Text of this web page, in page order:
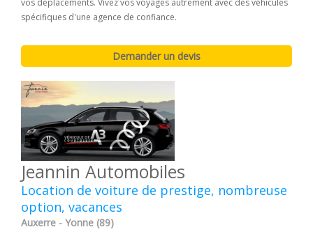
vos déplacements. Vivez vos voyages autrement avec des véhicules
spécifiques d'une agence de confiance.
Jeannin Automobiles
Location de voiture de prestige, nombreuse
option, vacances
Auxerre - Yonne (89)